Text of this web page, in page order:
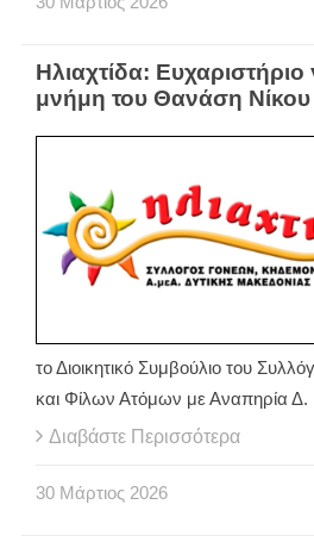
Ηλιαχτίδα:
μνήμη του Θανάση Νίκου
το Διοικητικό Συμβούλιο του
και Φίλων Ατόμων με Αναπηρία Δ.
Διαβάστε Περισσότερα
30 Μάρτιος 2026